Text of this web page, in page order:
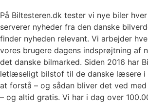
På Biltesteren.dk tester vi nye biler
serverer nyheder fra den danske
finder nyheden relevant. Vi arbejder
vores brugere dagens indsprøjtning af
det danske bilmarked. Siden 2016 har
letlæseligt bilstof til de danske læsere i
at forstå – og sådan bliver det ved
– og altid gratis. Vi har i dag over